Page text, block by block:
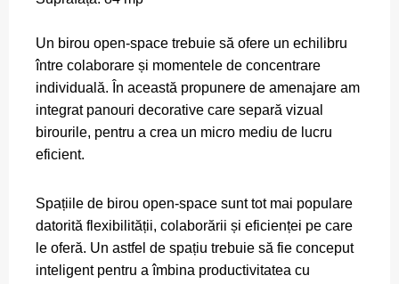
Un birou open-space trebuie să ofere un echilibru
între colaborare și momentele de concentrare
individuală. În această propunere de amenajare am
integrat panouri decorative care separă vizual
birourile, pentru a crea un micro mediu de lucru
eficient.
Spațiile de birou open-space sunt tot mai populare
datorită flexibilității, colaborării și eficienței pe care
le oferă. Un astfel de spațiu trebuie să fie conceput
inteligent pentru a îmbina productivitatea cu